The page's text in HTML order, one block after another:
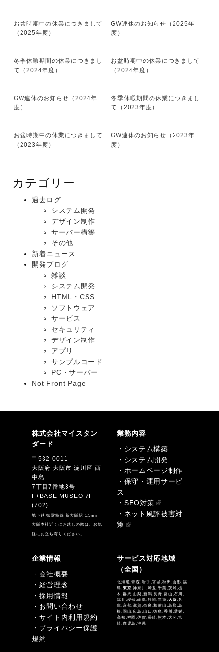
お盆時期中の休業につきまして
（2025年度）
GW連休のお知らせ（2025年
度）
冬季休暇期間の休業につきまし
て（2024年度）
お盆時期中の休業につきまして
（2024年度）
GW連休のお知らせ（2024年
度）
冬季休暇期間の休業につきまし
て（2023年度）
お盆時期中の休業につきまして
（2023年度）
GW連休のお知らせ（2023年
度）
カテゴリー
過去ログ
システム開発
デザイン制作
サーバー構築
その他
新着ニュース
開発ブログ
雑談
システム開発
HTML・CSS
ソフトウェア
サービス
セキュリティ
デザイン制作
アプリ
サンプルコード
PC・サーバー
Not Front Page
株式会社マイスタン
ダード
〒532-0011
大阪府 大阪市 淀川区 西
中島
7丁目7番地3号
F+BASE MUSEO 7F
(702)
地下鉄 御堂筋線 新大阪駅 1.5min
大阪本社近くにお越しの際は、お気
軽にお立ち寄りください。
業務内容
・システム構築
・システム開発
・ホームページ制作
・保守・運用サービ
ス
・SEO対策
・ネット風評被害対
策
企業情報
・会社概要
・経営理念
・採用情報
・お問い合わせ
・サイト内利用規約
・プライバシー保護
規約
サービス対応地域
（全国）
北海道,青森,岩手,宮城,秋田,山形,福
島,東京,神奈川,埼玉,千葉,茨城,栃
木,群馬,山梨,新潟,長野,富山,石川,
福井,愛知,岐阜,静岡,三重,大阪,兵
庫,京都,滋賀,奈良,和歌山,鳥取,島
根,岡山,広島,山口,徳島,香川,愛媛,
高知,福岡,佐賀,長崎,熊本,大分,宮
崎,鹿児島,沖縄